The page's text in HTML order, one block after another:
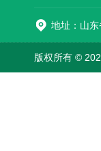
地址：山
版权所有 ©